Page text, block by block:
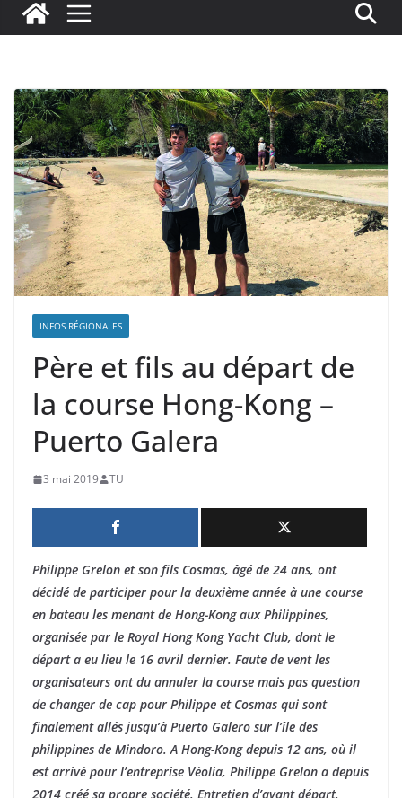
INFOS RÉGIONALES
Père et fils au départ de
la course Hong-Kong –
Puerto Galera
3 mai 2019 TU
Philippe Grelon et son fils Cosmas, âgé de 24 ans, ont
décidé de participer pour la deuxième année à une course
en bateau les menant de Hong-Kong aux Philippines,
organisée par le Royal Hong Kong Yacht Club, dont le
départ a eu lieu le 16 avril dernier. Faute de vent les
organisateurs ont du annuler la course mais pas question
de changer de cap pour Philippe et Cosmas qui sont
finalement allés jusqu’à Puerto Galero sur l’île des
philippines de Mindoro. A Hong-Kong depuis 12 ans, où il
est arrivé pour l’entreprise Véolia, Philippe Grelon a depuis
2014 créé sa propre société. Entretien d’avant départ.